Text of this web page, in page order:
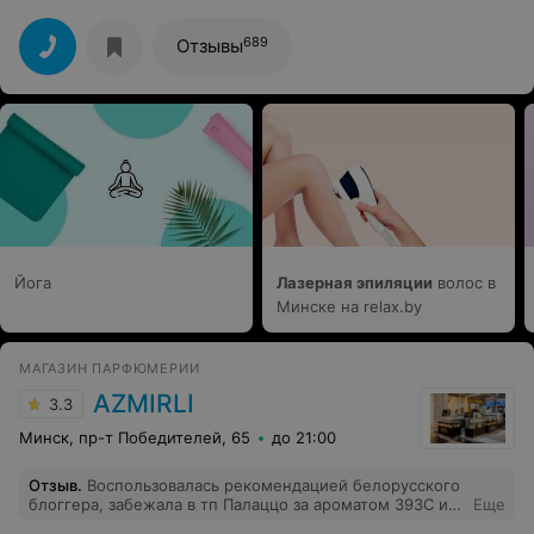
Отзывы689
Йога Лазерная эпиляции волос в
Минске на relax.by
МАГАЗИН ПАРФЮМЕРИИ
3.3 AZMIRLI
Минск, пр-т Победителей, 65 до 21:00
Отзыв. Воспользовалась рекомендацией белорусского
блоггера, забежала в тп Палаццо за ароматом 393C из
Еще